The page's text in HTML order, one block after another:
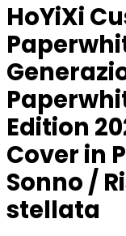
HoYiXi
Edition
Cover in
Sonno /
stellata